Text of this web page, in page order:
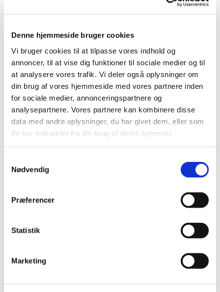
Denne hjemmeside bruger cookies
Vi bruger cookies til at tilpasse vores indhold og
annoncer, til at vise dig funktioner til sociale medier og til
at analysere vores trafik. Vi deler også oplysninger om
din brug af vores hjemmeside med vores partnere inden
for sociale medier, annonceringspartnere og
analysepartnere. Vores partnere kan kombinere disse
data med andre oplysninger, du har givet dem, eller som
de har indsamlet fra din brug af deres tjenester.
Nødvendig
Præferencer
Statistik
Marketing
Løgumkloster
Højmesse i Løgumkloster kirke ved sognepræst
Simon Jylov